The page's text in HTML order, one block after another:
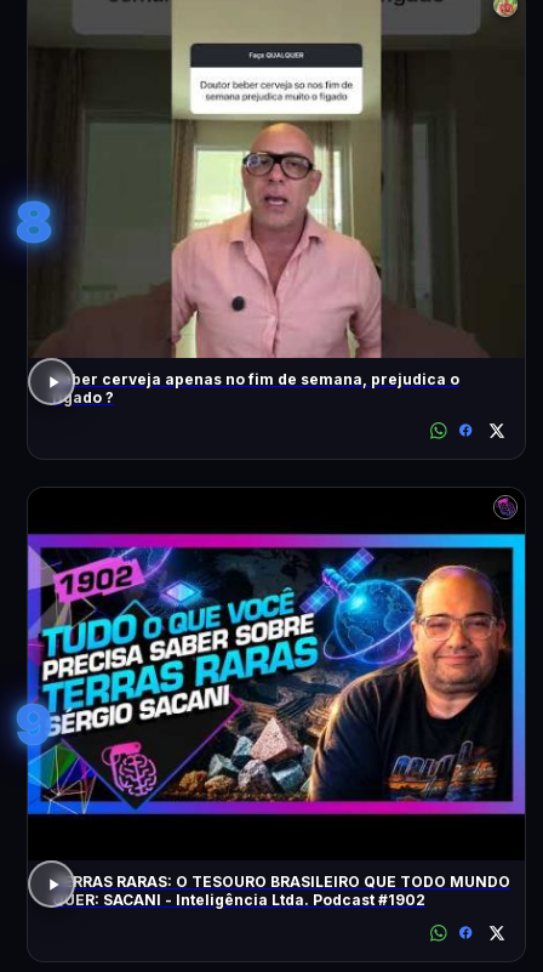
8
Beber cerveja apenas no fim de semana, prejudica o
fígado ?
9
TERRAS RARAS: O TESOURO BRASILEIRO QUE TODO MUNDO
QUER: SACANI - Inteligência Ltda. Podcast #1902